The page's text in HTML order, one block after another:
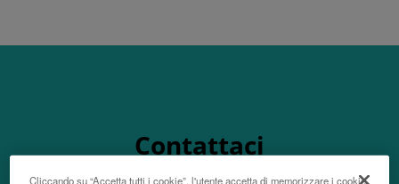
Contattaci
Cliccando su “Accetta tutti i cookie”, l'utente accetta di memorizzare i cookie